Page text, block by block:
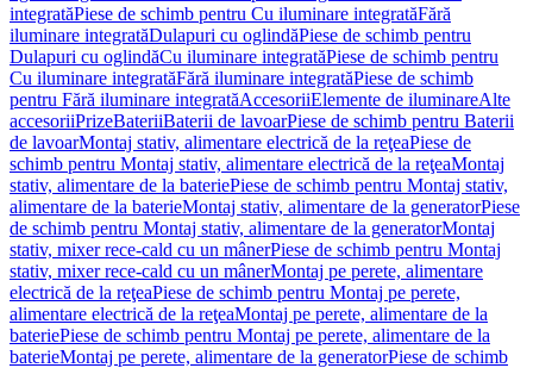
integratăPiese de schimb pentru Cu iluminare integratăFără
iluminare integratăDulapuri cu oglindăPiese de schimb pentru
Dulapuri cu oglindăCu iluminare integratăPiese de schimb pentru
Cu iluminare integratăFără iluminare integratăPiese de schimb
pentru Fără iluminare integratăAccesoriiElemente de iluminareAlte
accesoriiPrizeBateriiBaterii de lavoarPiese de schimb pentru Baterii
de lavoarMontaj stativ, alimentare electrică de la reţeaPiese de
schimb pentru Montaj stativ, alimentare electrică de la reţeaMontaj
stativ, alimentare de la bateriePiese de schimb pentru Montaj stativ,
alimentare de la baterieMontaj stativ, alimentare de la generatorPiese
de schimb pentru Montaj stativ, alimentare de la generatorMontaj
stativ, mixer rece-cald cu un mânerPiese de schimb pentru Montaj
stativ, mixer rece-cald cu un mânerMontaj pe perete, alimentare
electrică de la reţeaPiese de schimb pentru Montaj pe perete,
alimentare electrică de la reţeaMontaj pe perete, alimentare de la
bateriePiese de schimb pentru Montaj pe perete, alimentare de la
baterieMontaj pe perete, alimentare de la generatorPiese de schimb